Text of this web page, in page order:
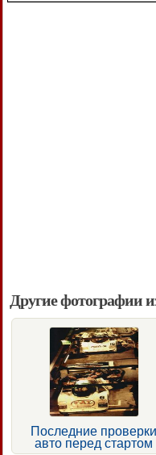
Другие фотографии
Последние проверки
авто перед стартом